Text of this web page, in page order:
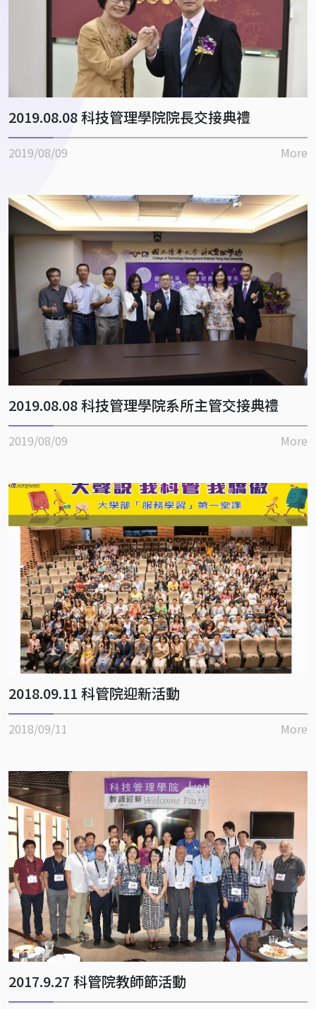
2019.08.08 科技管理學院院長交接典禮
2019/08/09 More
2019.08.08 科技管理學院系所主管交接典禮
2019/08/09 More
2018.09.11 科管院迎新活動
2018/09/11 More
2017.9.27 科管院教師節活動